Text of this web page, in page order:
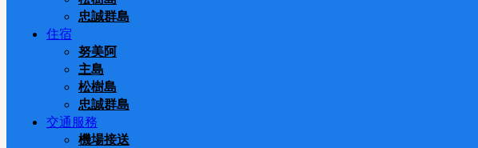
忠誠群島
住宿
努美阿
主島
松樹島
忠誠群島
交通服務
機場接送